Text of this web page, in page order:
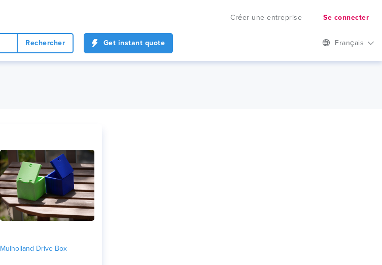
Créer une entreprise Se connecter
Rechercher Get instant quote Français
Mulholland Drive Box